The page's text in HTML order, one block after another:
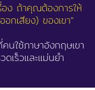
อง ถ้าคุณต้องการให้
กเสียง) ของเขา"
นใช้ภาษาอังกฤษเขา
เร็วและแม่นยำ